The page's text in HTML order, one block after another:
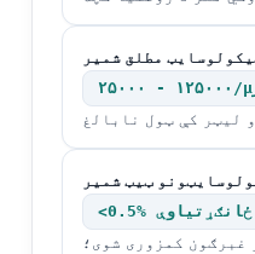
مطلق شمیر
ټیټ شمیر
ځانګړتیاوې
غبرګون کمزوری شوی؛
Esperanto
Frysk
Ślōnskŏ gŏdka
Norsk bokmål